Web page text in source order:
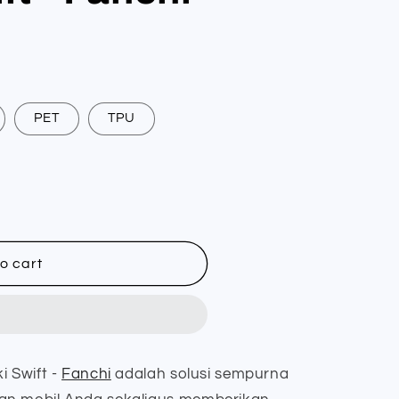
PET TPU
cart
Swift - Fanchi adalah solusi sempurna